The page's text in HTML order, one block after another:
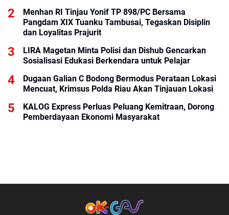
Menhan RI Tinjau Yonif TP 898/PC Bersama
Pangdam XIX Tuanku Tambusai, Tegaskan Disiplin
dan Loyalitas Prajurit
LIRA Magetan Minta Polisi dan Dishub Gencarkan
Sosialisasi Edukasi Berkendara untuk Pelajar
Dugaan Galian C Bodong Bermodus Perataan Lokasi
Mencuat, Krimsus Polda Riau Akan Tinjauan Lokasi
KALOG Express Perluas Peluang Kemitraan, Dorong
Pemberdayaan Ekonomi Masyarakat